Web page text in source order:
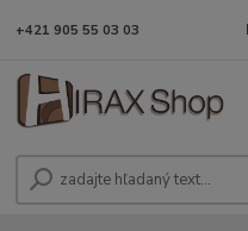
+421 905 55 03 03